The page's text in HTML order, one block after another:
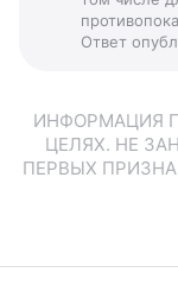
Ответ
ИНФОРМАЦИЯ
ЦЕЛЯХ. НЕ
ПЕРВЫХ